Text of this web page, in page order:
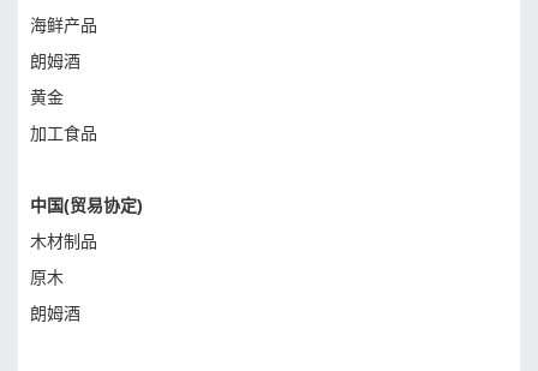
海鲜产品
朗姆酒
黄金
加工食品
中国(贸易协定)
木材制品
原木
朗姆酒